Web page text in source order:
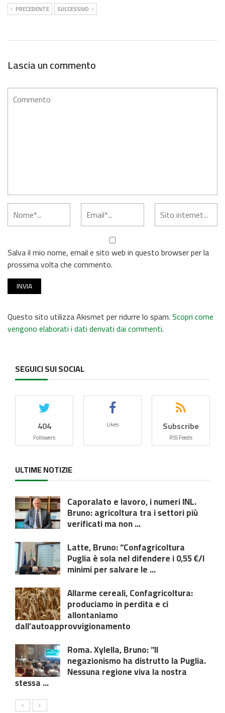
PRECEDENTE SUCCESSIVO
Lascia un commento
Salva il mio nome, email e sito web in questo browser per la
prossima volta che commento.
Questo sito utilizza Akismet per ridurre lo spam.Scopri come
vengono elaborati i dati derivati dai commenti.
SEGUICI SUI SOCIAL
404
Followers
Likes Subscribe
RSS Feeds
ULTIME NOTIZIE
Caporalato e lavoro, i numeri INL.
Bruno: agricoltura tra i settori più
verificati ma non ...
Latte, Bruno: “Confagricoltura
Puglia è sola nel difendere i 0,55 €/l
minimi per salvare le ...
Allarme cereali, Confagricoltura:
produciamo in perdita e ci
allontaniamo
dall’autoapprovvigionamento
Roma. Xylella, Bruno: “Il
negazionismo ha distrutto la Puglia.
Nessuna regione viva la nostra
stessa ...